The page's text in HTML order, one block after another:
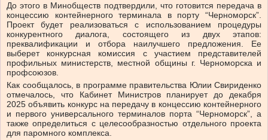
До этого в Минобществ подтвердили, что готовится передача в
концессию контейнерного терминала в порту “Черноморск”.
Проект будет реализоваться с использованием процедуры
конкурентного диалога, состоящего из двух этапов:
преквалификации и отбора наилучшего предложения. Ее
выберет конкурсная комиссия с участием представителей
профильных министерств, местной общины г. Черноморска и
профсоюзов.
Как сообщалось, в программе правительства Юлии Свириденко
отмечалось, что Кабинет Министров планирует до декабря
2025 объявить конкурс на передачу в концессию контейнерного
и первого универсального терминалов порта “Черноморск”, а
также определиться с целесообразностью отдельного проекта
для паромного комплекса.